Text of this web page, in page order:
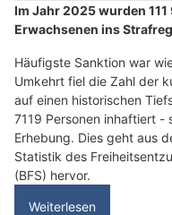
Im Jahr 2025 wurden
Erwachsenen ins
Häufigste Sanktion war
Umkehrt fiel die Zahl der
auf einen historischen
7119 Personen inhaftiert -
Erhebung. Dies geht aus
Statistik des
(BFS) hervor.
Weiterlesen